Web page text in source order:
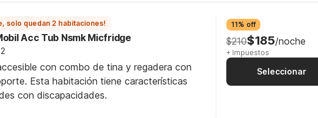
solo quedan 2 habitaciones!
Acc Tub Nsmk Micfridge
con combo de tina y regadera con
Esta habitación tiene características
con discapacidades.
11% off
$210$185/noche
+ Impuestos
Seleccionar